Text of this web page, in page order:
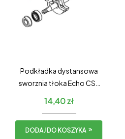
Podkładka dystansowa
sworznia tłoka Echo CS-
14,40zł
DODAJ DO KOSZYKA